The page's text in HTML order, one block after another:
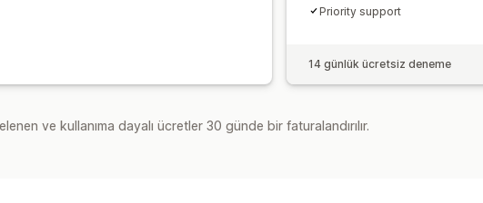
Priority support
14 günlük ücretsiz deneme
ve kullanıma dayalı ücretler 30 günde bir faturalandırılır.